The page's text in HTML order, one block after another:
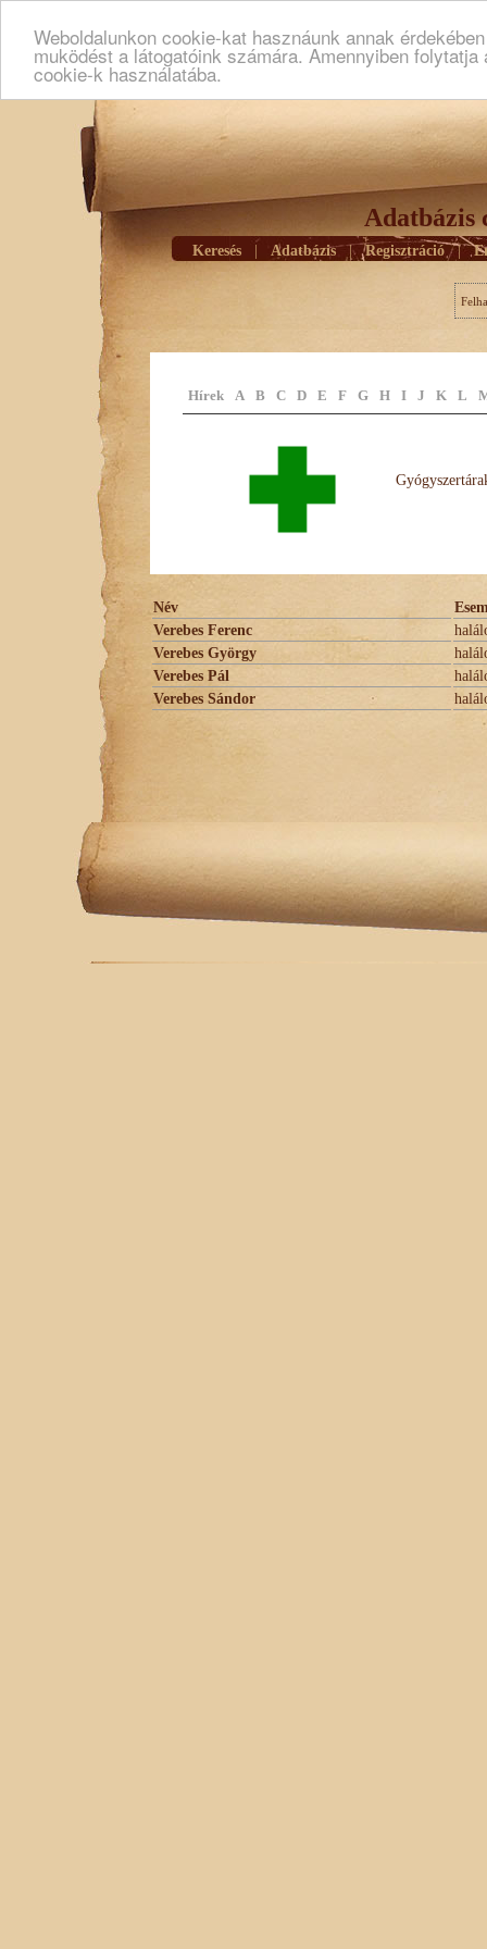
Weboldalunkon cookie-kat hasznáunk annak
muködést a látogatóink számára. Amennyiben
cookie-k használatába.
Adatbázis
Keresés Adatbázis | Regisztráció |
Hírek A B C D E F G H I J K L
Név
Verebes Ferenc
Verebes György
Verebes Pál
Verebes Sándor